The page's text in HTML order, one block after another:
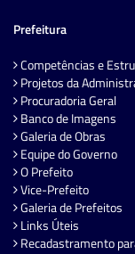
Prefeitura
Competências e
Projetos da
Procuradoria Geral
Banco de Imagens
Galeria de Obras
Equipe do Governo
O Prefeito
Vice-Prefeito
Galeria de Prefeitos
Links Úteis
Recadastramento